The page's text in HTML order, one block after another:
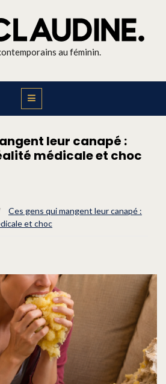
au féminin.
leur canapé :
médicale et choc
Ces gens qui mangent leur canapé :
et choc